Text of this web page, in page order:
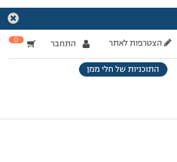
הצטרפות לאתר התחבר 0
התוכניות של חלי ממן